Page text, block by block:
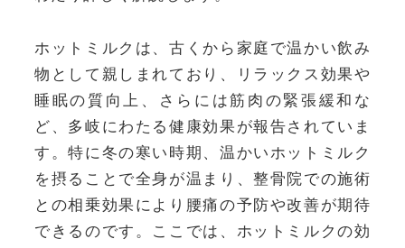
ホットミルクは、古くから家庭で温かい飲み
物として親しまれており、リラックス効果や
睡眠の質向上、さらには筋肉の緊張緩和な
ど、多岐にわたる健康効果が報告されていま
す。特に冬の寒い時期、温かいホットミルク
を摂ることで全身が温まり、整骨院での施術
との相乗効果により腰痛の予防や改善が期待
できるのです。ここでは、ホットミルクの効